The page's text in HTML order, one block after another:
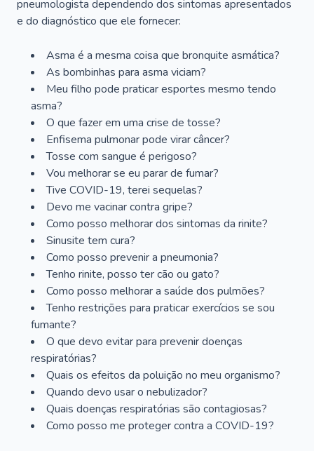
pneumologista dependendo dos sintomas apresentados
e do diagnóstico que ele fornecer:
Asma é a mesma coisa que bronquite asmática?
As bombinhas para asma viciam?
Meu filho pode praticar esportes mesmo tendo
asma?
O que fazer em uma crise de tosse?
Enfisema pulmonar pode virar câncer?
Tosse com sangue é perigoso?
Vou melhorar se eu parar de fumar?
Tive COVID-19, terei sequelas?
Devo me vacinar contra gripe?
Como posso melhorar dos sintomas da rinite?
Sinusite tem cura?
Como posso prevenir a pneumonia?
Tenho rinite, posso ter cão ou gato?
Como posso melhorar a saúde dos pulmões?
Tenho restrições para praticar exercícios se sou
fumante?
O que devo evitar para prevenir doenças
respiratórias?
Quais os efeitos da poluição no meu organismo?
Quando devo usar o nebulizador?
Quais doenças respiratórias são contagiosas?
Como posso me proteger contra a COVID-19?